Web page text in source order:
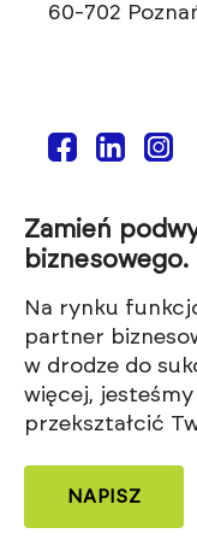
60-702
Zamień
biznesowego.
Na rynku
partner
w drodze do
więcej,
przekształcić
NAPISZ